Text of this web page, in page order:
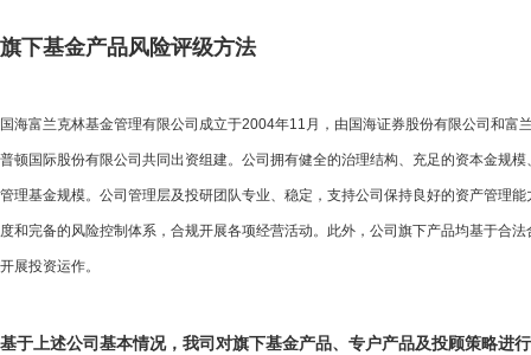
旗下基金产品风险评级方法
国海富兰克林基金管理有限公司成立于2004年11月，由国海证券股份有限公司和富
普顿国际股份有限公司共同出资组建。公司拥有健全的治理结构、充足的资本金规
管理基金规模。公司管理层及投研团队专业、稳定，支持公司保持良好的资产管理
度和完备的风险控制体系，合规开展各项经营活动。此外，公司旗下产品均基于合
开展投资运作。
基于上述公司基本情况，我司对旗下基金产品、专户产品及投顾策略进